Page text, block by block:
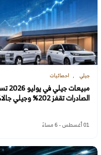
جيلي احصائيات
الصادرات تقفز 202% وجيلي جالاكسي تتجاوز 107 آلاف
01 أغسطس - 6 مساءً